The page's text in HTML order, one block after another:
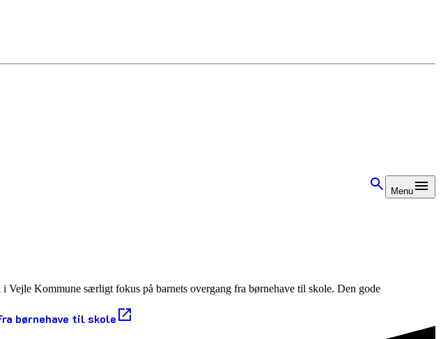
Menu
Kommune særligt fokus på barnets overgang fra børnehave til skole. Den gode
børnehave til skole